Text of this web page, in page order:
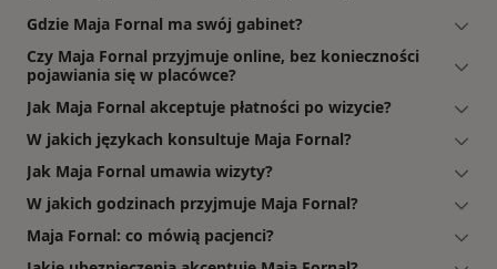
Gdzie Maja Fornal ma swój gabinet?
Czy Maja Fornal przyjmuje online, bez konieczności
pojawiania się w placówce?
Jak Maja Fornal akceptuje płatności po wizycie?
W jakich językach konsultuje Maja Fornal?
Jak Maja Fornal umawia wizyty?
W jakich godzinach przyjmuje Maja Fornal?
Maja Fornal: co mówią pacjenci?